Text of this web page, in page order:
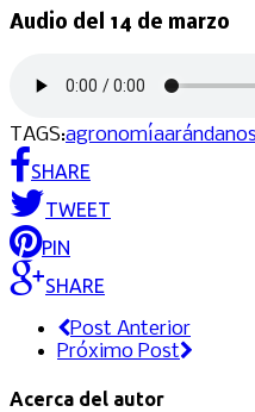
Audio del 14 de marzo
TAGS:agronomíaarándanos
SHARE
TWEET
PIN
SHARE
Post Anterior
Próximo Post
Acerca del autor